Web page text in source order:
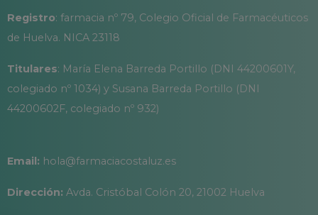
Registro: farmacia nº 79, Colegio Oficial de Farmacéuticos
de Huelva. NICA 23118
Titulares: María Elena Barreda Portillo (DNI 44200601Y,
colegiado nº 1034) y Susana Barreda Portillo (DNI
44200602F, colegiado nº 932)
Email: hola@farmaciacostaluz.es
Dirección: Avda. Cristóbal Colón 20, 21002 Huelva